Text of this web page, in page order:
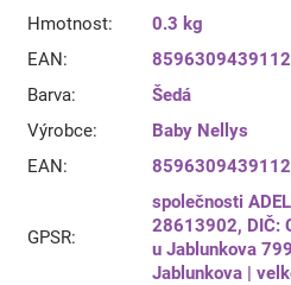
Hmotnost:
0.3 kg
EAN:
8596309439112
Barva:
Šedá
Výrobce:
Baby Nellys
EAN: 8596309439112
GPSR:
společnosti
28613902, DIČ:
u Jablunkova
Jablunkova |